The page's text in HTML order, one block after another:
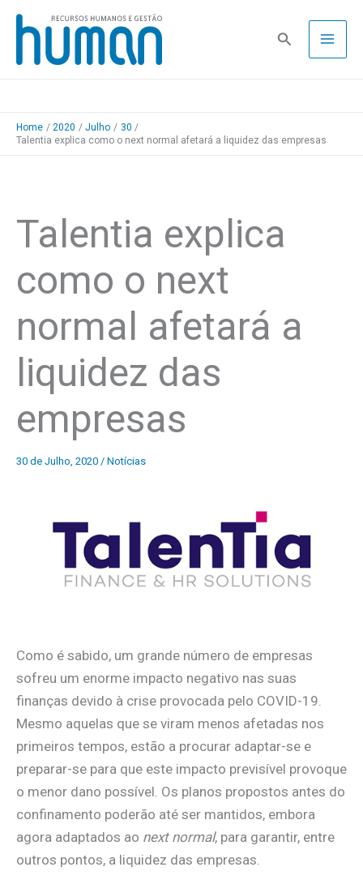
Skip
content
Pesquisa
Home 2020 Julho
30
Talentia explica como o next normal afetará a liquidez das empresas
Talentia explica
como o next
normal afetará a
liquidez das
empresas
30 de Julho, 2020 / Notícias
Como é sabido, um grande número de empresas
sofreu um enorme impacto negativo nas suas
finanças devido à crise provocada pelo COVID-19.
Mesmo aquelas que se viram menos afetadas nos
primeiros tempos, estão a procurar adaptar-se e
preparar-se para que este impacto previsível provoque
o menor dano possível. Os planos propostos antes do
confinamento poderão até ser mantidos, embora
agora adaptados ao next normal, para garantir, entre
outros pontos, a liquidez das empresas.